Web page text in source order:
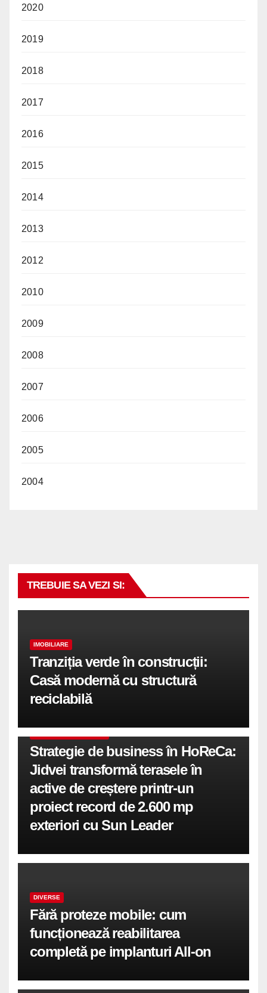
2020
2019
2018
2017
2016
2015
2014
2013
2012
2010
2009
2008
2007
2006
2005
2004
TREBUIE SA VEZI SI:
IMOBILIARE
Tranziția verde în construcții:
Casă modernă cu structură
reciclabilă
Strategie de business în HoReCa:
Jidvei transformă terasele în
active de creștere printr-un
proiect record de 2.600 mp
exteriori cu Sun Leader
DIVERSE
Fără proteze mobile: cum
funcționează reabilitarea
completă pe implanturi All-on